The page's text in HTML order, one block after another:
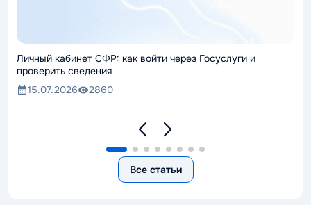
Личный кабинет СФР: как войти через Госуслуги и
проверить сведения
15.07.2026
2860
Все статьи